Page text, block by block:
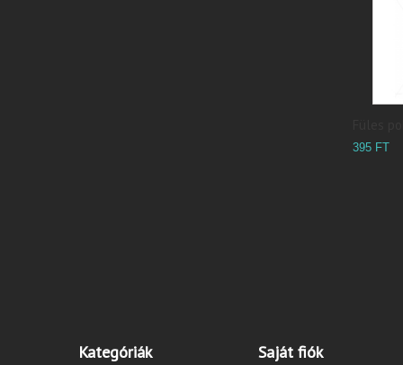
395 FT
Kategóriák Saját fiók